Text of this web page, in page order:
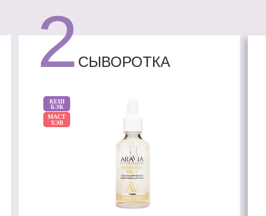
2СЫВОРОТКА
КЕШ
БЭК
МАСТ
ХЭВ